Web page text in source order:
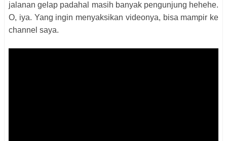
jalanan gelap padahal masih banyak pengunjung hehehe.
O, iya. Yang ingin menyaksikan videonya, bisa mampir ke
channel saya.